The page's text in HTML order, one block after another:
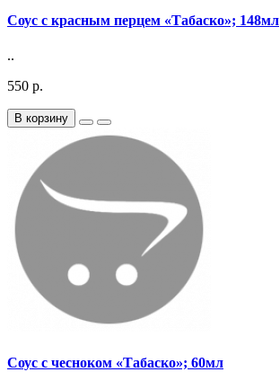
Соус с красным перцем «Табаско»; 148мл
..
550 р.
В корзину
Соус с чесноком «Табаско»; 60мл